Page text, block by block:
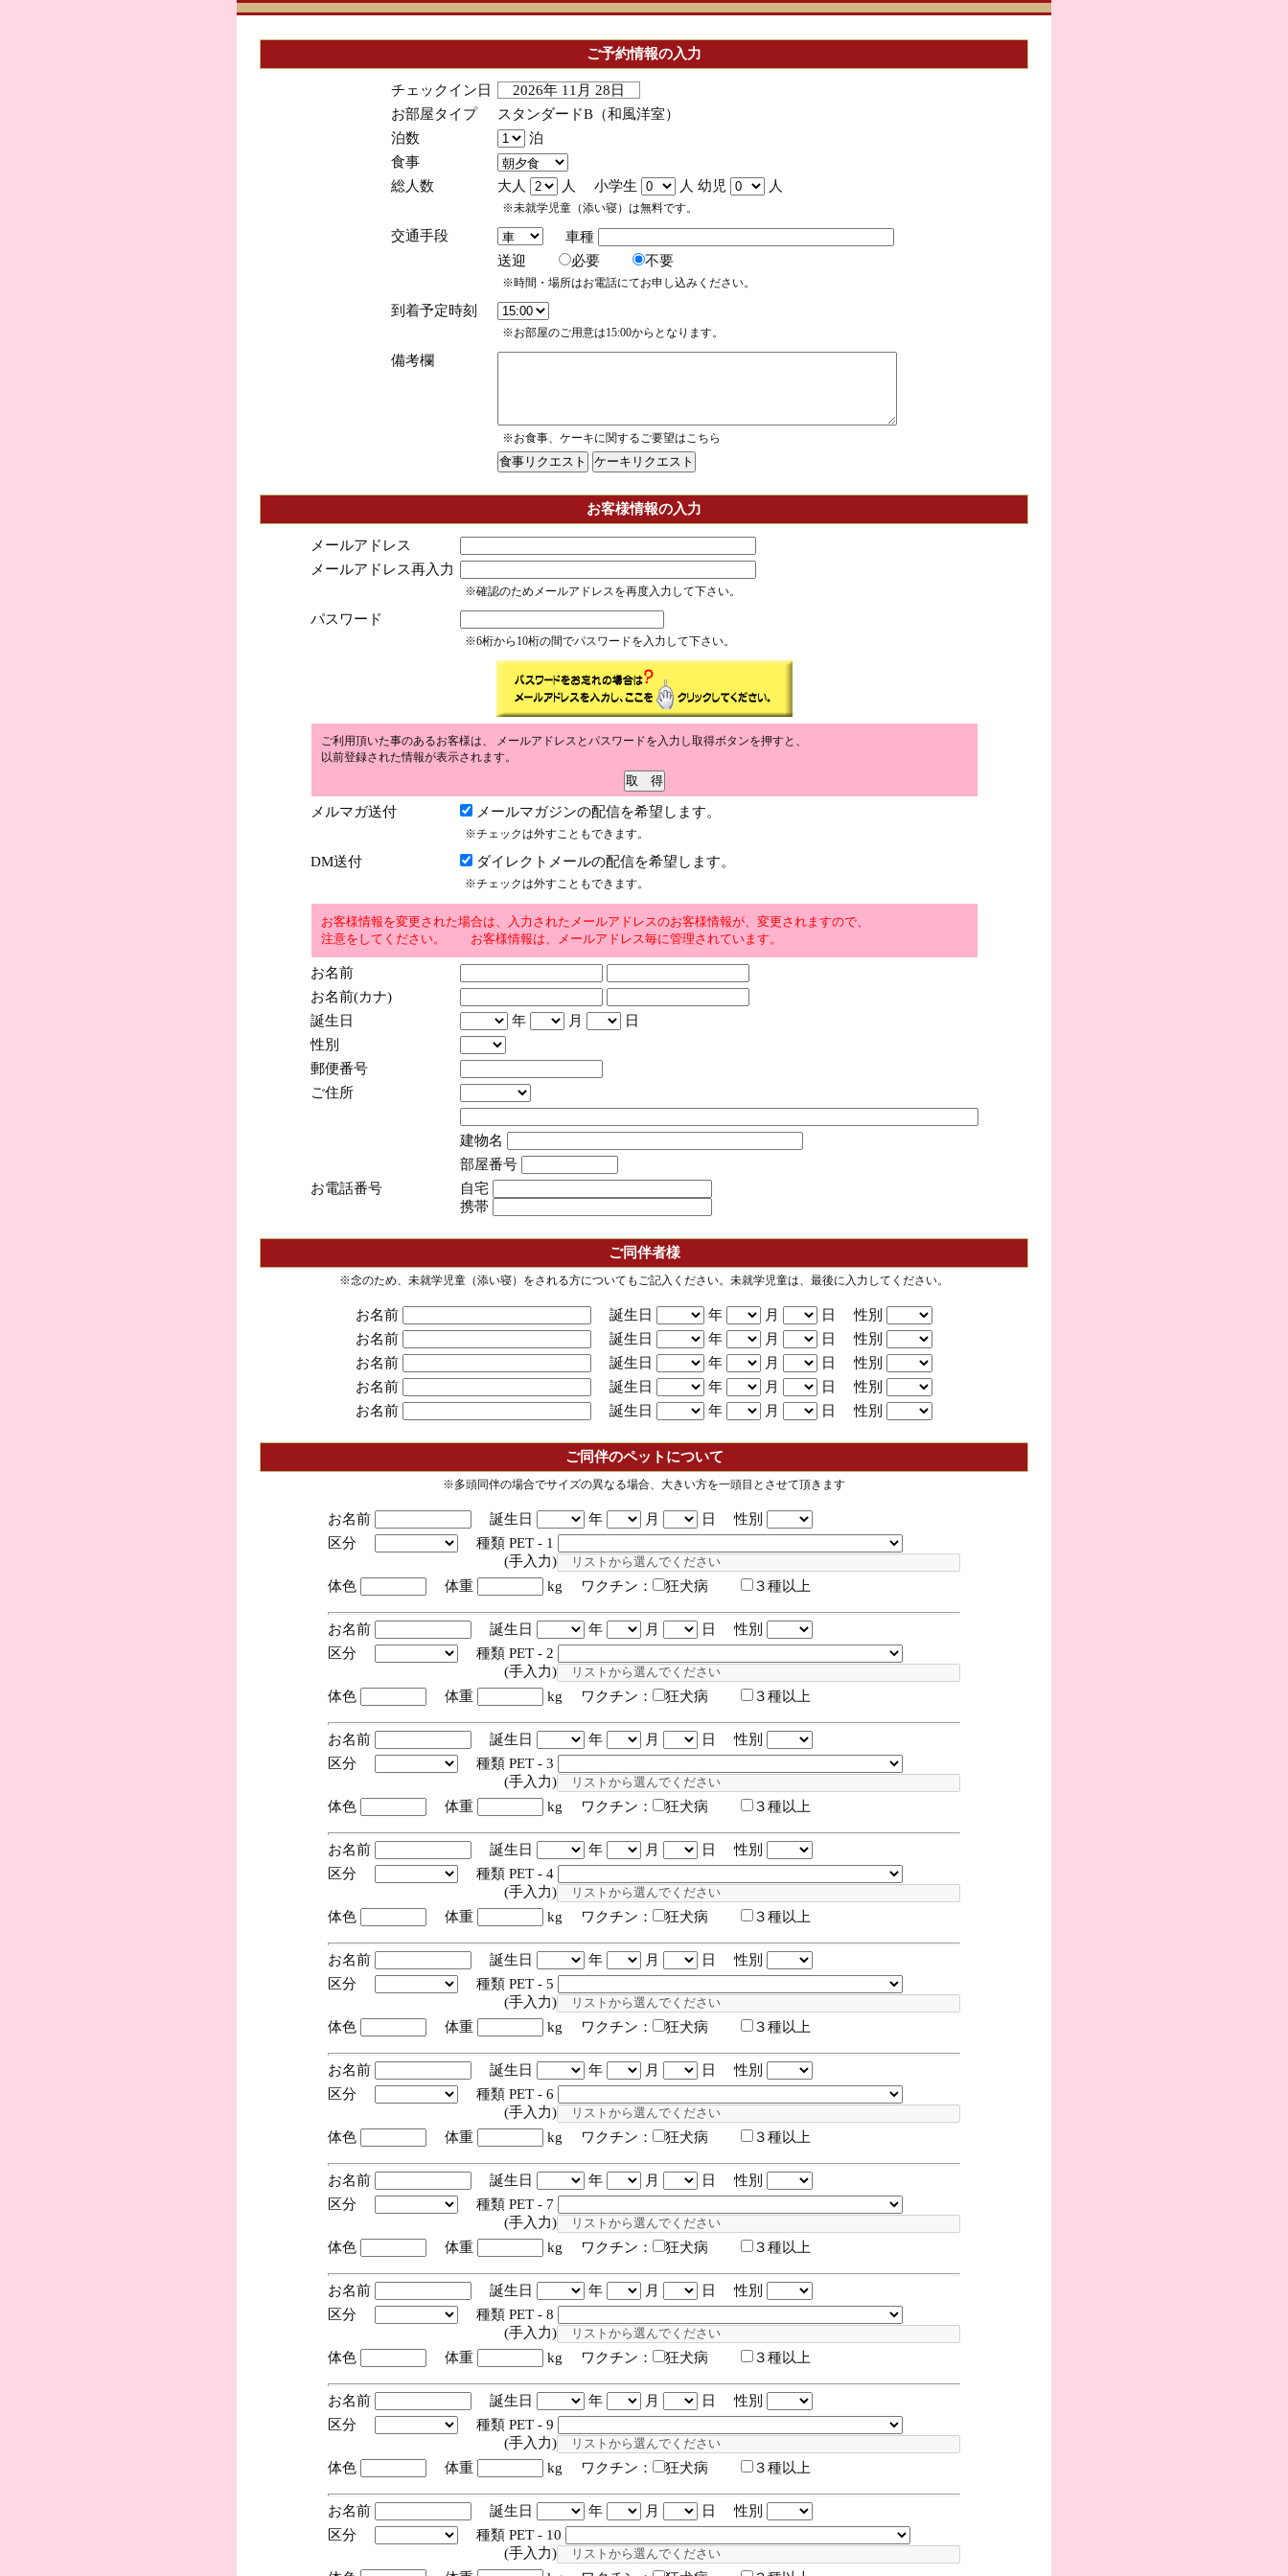
ご予約情報の入力
チェックイン日
2026年 11月 28日
お部屋タイプ
スタンダードB（和風洋室）
泊数
泊
食事
総人数
大人 人 小学生 人 幼児 人
※未就学児童（添い寝）は無料です。
交通手段
車種
送迎
必要 不要
※時間・場所はお電話にてお申し込みください。
到着予定時刻
※お部屋のご用意は15:00からとなります。
備考欄
※お食事、ケーキに関するご要望はこちら
お客様情報の入力
メールアドレス
メールアドレス再入力
※確認のためメールアドレスを再度入力して下さい。
パスワード
※6桁から10桁の間でパスワードを入力して下さい。
ご利用頂いた事のあるお客様は、 メールアドレスとパスワードを入力し取得ボタンを押すと、
以前登録された情報が表示されます。
メルマガ送付 メールマガジンの配信を希望します。
※チェックは外すこともできます。
DM送付 ダイレクトメールの配信を希望します。
※チェックは外すこともできます。
お客様情報を変更された場合は、入力されたメールアドレスのお客様情報が、変更されますので、
注意をしてください。 お客様情報は、メールアドレス毎に管理されています。
お名前
お名前(カナ)
誕生日
年 月
日
性別
郵便番号
ご住所
建物名
部屋番号
お電話番号
自宅
携帯
ご同伴者様
※念のため、未就学児童（添い寝）をされる方についてもご記入ください。未就学児童は、最後に入力してください。
お名前 誕生日 年 月
日 性別
お名前
誕生日 年 月
日 性別
お名前
誕生日 年 月
日 性別
お名前
誕生日 年 月
日 性別
お名前
誕生日 年 月 日 性別
ご同伴のペットについて
※多頭同伴の場合でサイズの異なる場合、大きい方を一頭目とさせて頂きます
お名前 誕生日 年 月
日 性別
区分
種類 PET - 1
(手入力)
体色
体重 kg ワクチン： 狂犬病 ３種以上
お名前 誕生日 年 月
日 性別
区分
種類 PET - 2
(手入力)
体色
体重 kg ワクチン： 狂犬病 ３種以上
お名前 誕生日 年 月
日 性別
区分
種類 PET - 3
(手入力)
体色
体重 kg ワクチン： 狂犬病 ３種以上
お名前 誕生日 年 月
日 性別
区分
種類 PET - 4
(手入力)
体色
体重 kg ワクチン： 狂犬病 ３種以上
お名前 誕生日 年 月
日 性別
区分
種類 PET - 5
(手入力)
体色
体重 kg ワクチン： 狂犬病 ３種以上
お名前 誕生日 年 月
日 性別
区分
種類 PET - 6
(手入力)
体色
体重 kg ワクチン： 狂犬病 ３種以上
お名前 誕生日 年 月
日 性別
区分
種類 PET - 7
(手入力)
体色
体重 kg ワクチン： 狂犬病 ３種以上
お名前 誕生日 年 月
日 性別
区分
種類 PET - 8
(手入力)
体色
体重 kg ワクチン： 狂犬病 ３種以上
お名前 誕生日 年 月
日 性別
区分
種類 PET - 9
(手入力)
体色
体重 kg ワクチン： 狂犬病 ３種以上
お名前 誕生日 年 月
日 性別
区分
種類 PET - 10
(手入力)